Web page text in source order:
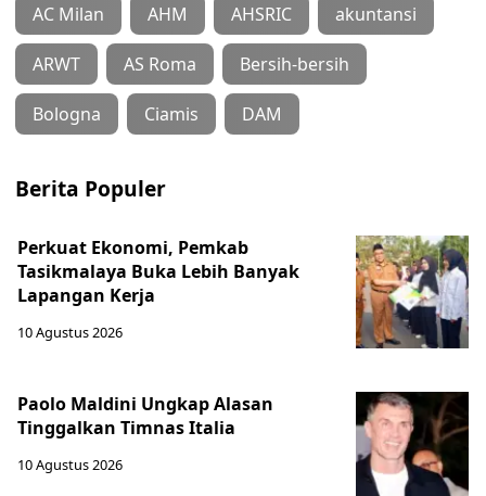
AC Milan AHM AHSRIC akuntansi
ARWT AS Roma Bersih-bersih
Bologna Ciamis DAM
Berita Populer
Perkuat Ekonomi, Pemkab
Tasikmalaya Buka Lebih Banyak
Lapangan Kerja
10 Agustus 2026
Paolo Maldini Ungkap Alasan
Tinggalkan Timnas Italia
10 Agustus 2026